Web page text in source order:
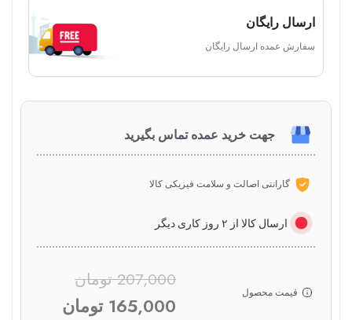
ارسال رایگان
سفارش عمده ارسال رایگان
جهت خرید عمده تماس بگیرید
گارانتی اصالت و سلامت فیزیکی کالا
ارسال کالا از ۲ روز کاری دیگر
قیمت محصول
207,000 تومان
165,000 تومان